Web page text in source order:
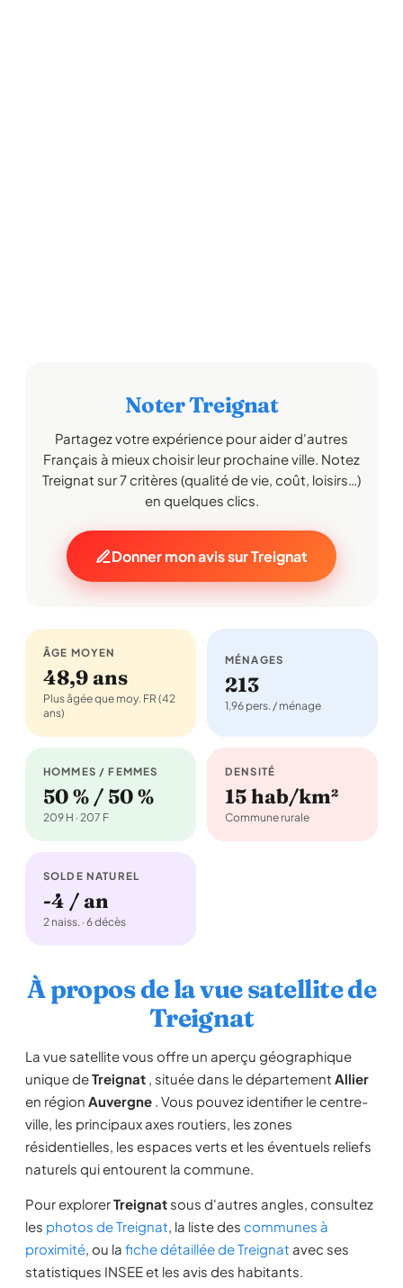
Noter Treignat
Partagez votre expérience pour aider d'autres
Français à mieux choisir leur prochaine ville. Notez
Treignat sur 7 critères (qualité de vie, coût, loisirs…)
en quelques clics.
Donner mon avis sur Treignat
ÂGE MOYEN
48,9 ans
Plus âgée que moy. FR (42
ans)
MÉNAGES
213
1,96 pers. / ménage
HOMMES / FEMMES
50 % / 50 %
209 H · 207 F
DENSITÉ
15 hab/km²
Commune rurale
SOLDE NATUREL
-4 / an
2 naiss. · 6 décès
À propos de la vue satellite de
Treignat
La vue satellite vous offre un aperçu géographique
unique deTreignat , située dans le département Allier
en région Auvergne . Vous pouvez identifier le centre-
ville, les principaux axes routiers, les zones
résidentielles, les espaces verts et les éventuels reliefs
naturels qui entourent la commune.
Pour explorerTreignat sous d'autres angles, consultez
les photos de Treignat, la liste des communes à
proximité, ou la fiche détaillée de Treignat avec ses
statistiques INSEE et les avis des habitants.